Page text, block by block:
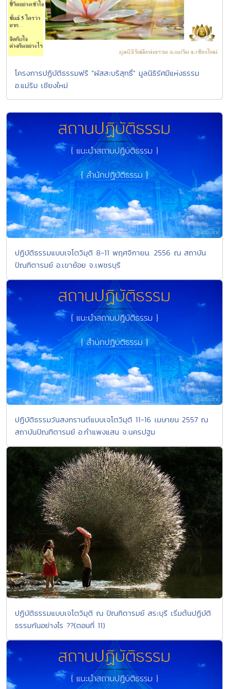
โครงการปฏิบัติธรรมฟรี "ผัสสะบริสุทธิ์" มูลนิธิรัศมีแห่งธรรม
อ.แม่ริม เชียงใหม่
ปฏิบัติธรรมแบบเจโตวิมุติ 8-11 พฤศจิกายน. 2556 ณ สถาบัน
ปัณฑิตารมย์ อ.เขาย้อย จ.เพชรบุรี
ปฏิบัติธรรมวันสงกรานต์แบบเจโตวิมุติ 11-16 เมษายน 2557 ณ
สถาบันปัณฑิตารมย์ อ.กำแพงแสน จ.นครปฐม
ปฏิบัติธรรมแบบเจโตวิมุติ ณ ปัณฑิตารมย์ สระบุรี เริ่มต้นปฏิบัติ
ธรรมกันอย่างไร ??(ตอนที่ 11)